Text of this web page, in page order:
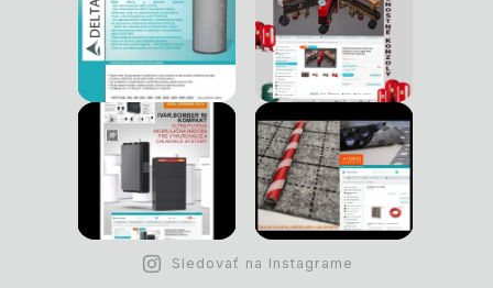
Sledovať na Instagrame